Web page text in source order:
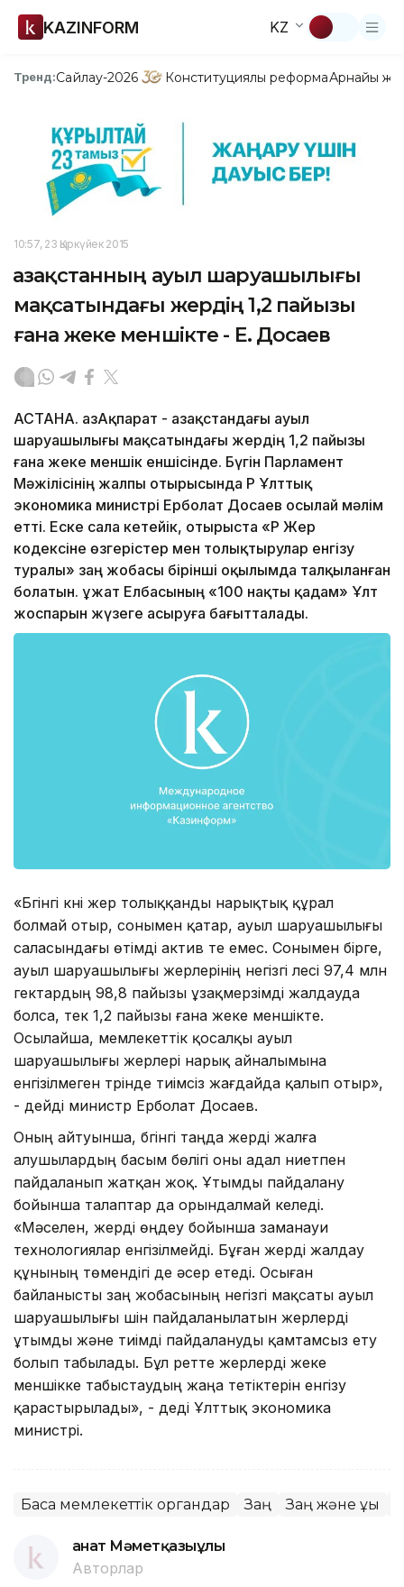
KAZINFORM KZ
Тренд:Сайлау-2026 Конституциялық реформаАрнайы
10:57, 23 Қыркүйек 2015
Қазақстанның ауыл шаруашылығы
мақсатындағы жердің 1,2 пайызы
ғана жеке меншікте - Е. Досаев
АСТАНА. ҚазАқпарат - Қазақстандағы ауыл
шаруашылығы мақсатындағы жердің 1,2 пайызы
ғана жеке меншік еншісінде. Бүгін Парламент
Мәжілісінің жалпы отырысында ҚР Ұлттық
экономика министрі Ерболат Досаев осылай мәлім
етті. Еске сала кетейік, отырыста «ҚР Жер
кодексіне өзгерістер мен толықтырулар енгізу
туралы» заң жобасы бірінші оқылымда талқыланған
болатын. Құжат Елбасының «100 нақты қадам» Ұлт
жоспарын жүзеге асыруға бағытталады.
«Бүгінгі күні жер толыққанды нарықтық құрал
болмай отыр, сонымен қатар, ауыл шаруашылығы
саласындағы өтімді актив те емес. Сонымен бірге,
ауыл шаруашылығы жерлерінің негізгі үлесі 97,4 млн
гектардың 98,8 пайызы ұзақмерзімді жалдауда
болса, тек 1,2 пайызы ғана жеке меншікте.
Осылайша, мемлекеттік қосалқы ауыл
шаруашылығы жерлері нарық айналымына
енгізілмеген түрінде тиімсіз жағдайда қалып отыр»,
- дейді министр Ерболат Досаев.
Оның айтуынша, бүгінгі таңда жерді жалға
алушылардың басым бөлігі оны адал ниетпен
пайдаланып жатқан жоқ. Ұтымды пайдалану
бойынша талаптар да орындалмай келеді.
«Мәселен, жерді өңдеу бойынша заманауи
технологиялар енгізілмейді. Бұған жерді жалдау
құнының төмендігі де әсер етеді. Осыған
байланысты заң жобасының негізгі мақсаты ауыл
шаруашылығы үшін пайдаланылатын жерлерді
ұтымды және тиімді пайдалануды қамтамсыз ету
болып табылады. Бұл ретте жерлерді жеке
меншікке табыстаудың жаңа тетіктерін енгізу
қарастырылады», - деді Ұлттық экономика
министрі.
Басқа мемлекеттік органдар Заң Заң және құқық
Қанат Мәметқазыұлы
Авторлар